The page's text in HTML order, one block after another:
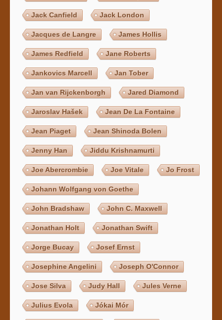
Jack Canfield Jack London
Jacques de Langre James Hollis
James Redfield Jane Roberts
Jankovics Marcell Jan Tober
Jan van Rijckenborgh Jared Diamond
Jaroslav Hašek Jean De La Fontaine
Jean Piaget Jean Shinoda Bolen
Jenny Han Jiddu Krishnamurti
Joe Abercrombie Joe Vitale Jo Frost
Johann Wolfgang von Goethe
John Bradshaw John C. Maxwell
Jonathan Holt Jonathan Swift
Jorge Bucay Josef Ernst
Josephine Angelini Joseph O'Connor
Jose Silva Judy Hall Jules Verne
Julius Evola Jókai Mór